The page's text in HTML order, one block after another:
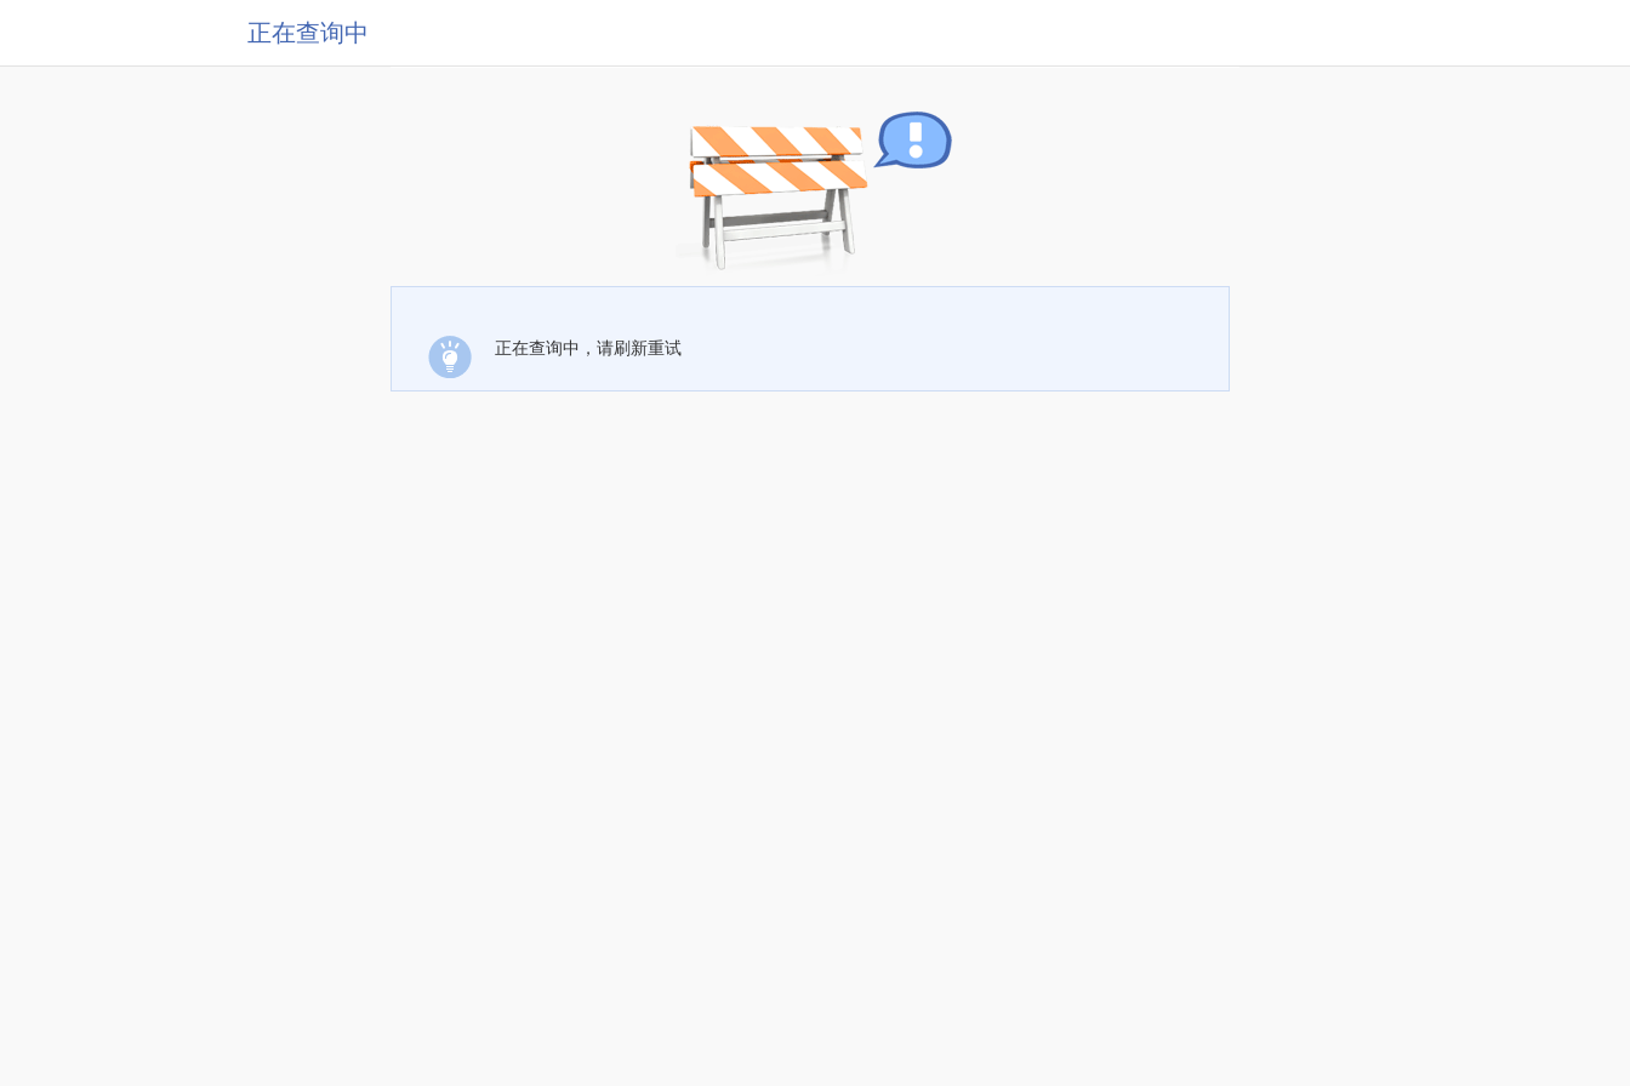
正在查询中
正在查询中，请刷新重试